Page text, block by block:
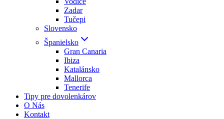
Zadar
Tučepi
Slovensko
Španielsko
Gran Canaria
Ibiza
Katalánsko
Mallorca
Tenerife
Tipy pre dovolenkárov
O Nás
Kontakt